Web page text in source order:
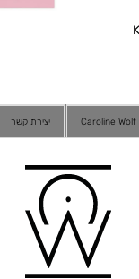
Caroline Wolf יצירת קשר